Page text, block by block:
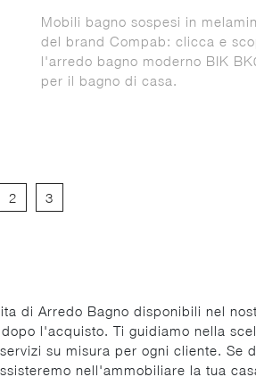
Mobili bagno sospesi in
del brand Compab: clicca e
l'arredo bagno moderno BIK
per il bagno di casa.
2 3
di Arredo Bagno disponibili nel
l'acquisto. Ti guidiamo nella
su misura per ogni cliente. Se
nell'ammobiliare la tua